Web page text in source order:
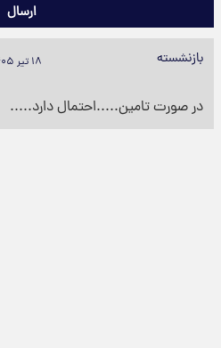
ارسال
بازنشسته
در صورت تامین.....احتمال دارد.....